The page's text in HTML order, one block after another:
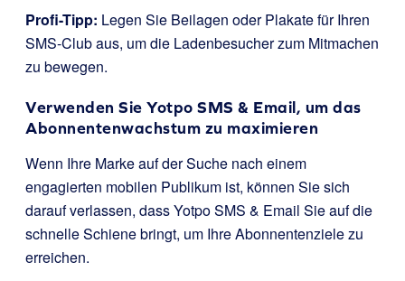
Profi-Tipp: Legen Sie Beilagen oder Plakate für Ihren
SMS-Club aus, um die Ladenbesucher zum Mitmachen
zu bewegen.
Verwenden Sie Yotpo SMS & Email, um das
Abonnentenwachstum zu maximieren
Wenn Ihre Marke auf der Suche nach einem
engagierten mobilen Publikum ist, können Sie sich
darauf verlassen, dass Yotpo SMS & Email Sie auf die
schnelle Schiene bringt, um Ihre Abonnentenziele zu
erreichen.